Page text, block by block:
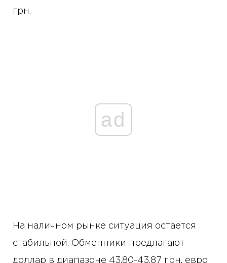
грн.
ad
На наличном рынке ситуация остается
стабильной. Обменники предлагают
доллар в диапазоне 43,80-43,87 грн, евро